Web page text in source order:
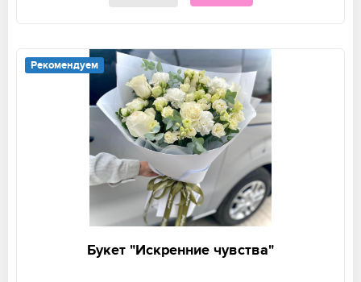
Рекомендуем
Букет "Искренние чувства"